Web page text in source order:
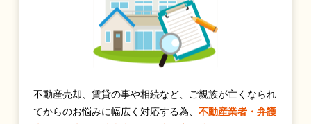
不動産売却、賃貸の事や相続など、ご親族が亡くなられ
てからのお悩みに幅広く対応する為、 不動産業者・弁護